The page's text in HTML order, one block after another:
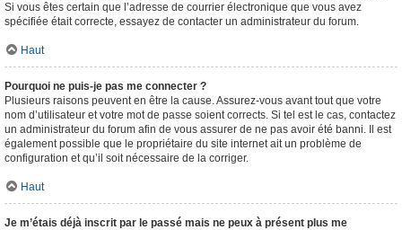
Si vous êtes certain que l’adresse de courrier électronique que vous avez
spécifiée était correcte, essayez de contacter un administrateur du forum.
Haut
Pourquoi ne puis-je pas me connecter ?
Plusieurs raisons peuvent en être la cause. Assurez-vous avant tout que votre
nom d’utilisateur et votre mot de passe soient corrects. Si tel est le cas, contactez
un administrateur du forum afin de vous assurer de ne pas avoir été banni. Il est
également possible que le propriétaire du site internet ait un problème de
configuration et qu’il soit nécessaire de la corriger.
Haut
Je m’étais déjà inscrit par le passé mais ne peux à présent plus me